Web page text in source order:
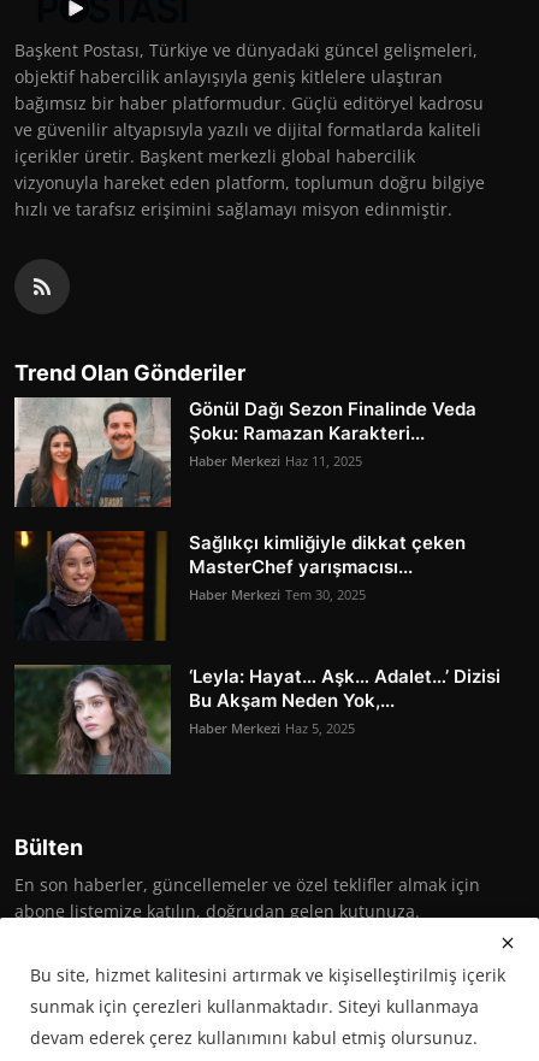
Başkent Postası, Türkiye ve dünyadaki güncel gelişmeleri,
objektif habercilik anlayışıyla geniş kitlelere ulaştıran
bağımsız bir haber platformudur. Güçlü editöryel kadrosu
ve güvenilir altyapısıyla yazılı ve dijital formatlarda kaliteli
içerikler üretir. Başkent merkezli global habercilik
vizyonuyla hareket eden platform, toplumun doğru bilgiye
hızlı ve tarafsız erişimini sağlamayı misyon edinmiştir.
Trend Olan Gönderiler
Gönül Dağı Sezon Finalinde Veda
Şoku: Ramazan Karakteri...
Haber Merkezi Haz 11, 2025
Sağlıkçı kimliğiyle dikkat çeken
MasterChef yarışmacısı...
Haber Merkezi Tem 30, 2025
‘Leyla: Hayat… Aşk… Adalet…’ Dizisi
Bu Akşam Neden Yok,...
Haber Merkezi Haz 5, 2025
Bülten
En son haberler, güncellemeler ve özel teklifler almak için
abone listemize katılın, doğrudan gelen kutunuza.
Abone Ol
Bu site, hizmet kalitesini artırmak ve kişiselleştirilmiş içerik
sunmak için çerezleri kullanmaktadır. Siteyi kullanmaya
devam ederek çerez kullanımını kabul etmiş olursunuz.